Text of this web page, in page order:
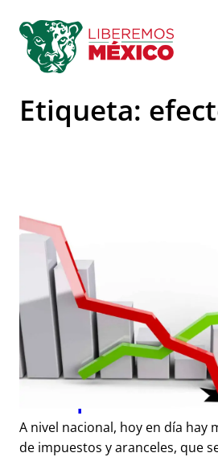
contenido
Etiqueta:
El Impuesto de
A nivel nacional, hoy en día hay
de impuestos y aranceles, que